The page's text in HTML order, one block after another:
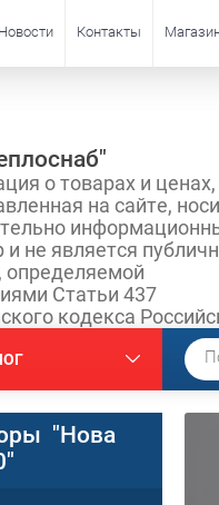
Новости Контакты
о товарах и ценах,
на сайте,
и не является
определяемой
Статьи 437
кодекса
"Нова